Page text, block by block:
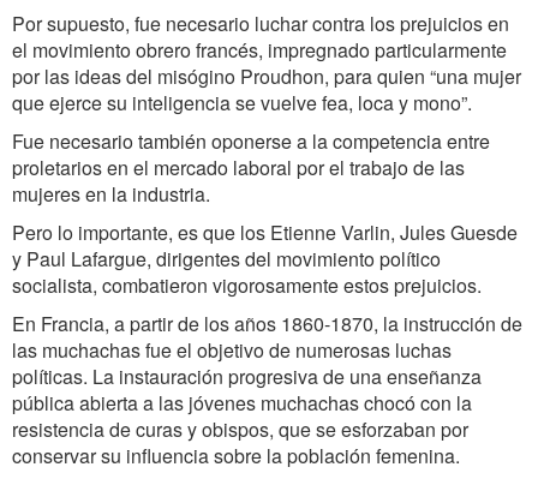
Por supuesto, fue necesario luchar contra los prejuicios en
el movimiento obrero francés, impregnado particularmente
por las ideas del misógino Proudhon, para quien “una mujer
que ejerce su inteligencia se vuelve fea, loca y mono”.
Fue necesario también oponerse a la competencia entre
proletarios en el mercado laboral por el trabajo de las
mujeres en la industria.
Pero lo importante, es que los Etienne Varlin, Jules Guesde
y Paul Lafargue, dirigentes del movimiento político
socialista, combatieron vigorosamente estos prejuicios.
En Francia, a partir de los años 1860-1870, la instrucción de
las muchachas fue el objetivo de numerosas luchas
políticas. La instauración progresiva de una enseñanza
pública abierta a las jóvenes muchachas chocó con la
resistencia de curas y obispos, que se esforzaban por
conservar su influencia sobre la población femenina.